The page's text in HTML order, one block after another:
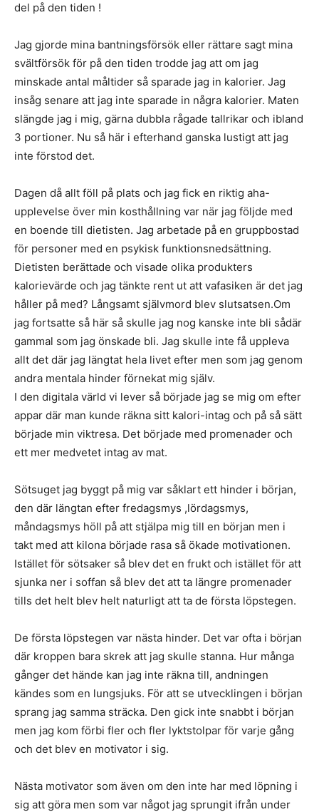
del på den tiden !
Jag gjorde mina bantningsförsök eller rättare sagt mina
svältförsök för på den tiden trodde jag att om jag
minskade antal måltider så sparade jag in kalorier. Jag
insåg senare att jag inte sparade in några kalorier. Maten
slängde jag i mig, gärna dubbla rågade tallrikar och ibland
3 portioner. Nu så här i efterhand ganska lustigt att jag
inte förstod det.
Dagen då allt föll på plats och jag fick en riktig aha-
upplevelse över min kosthållning var när jag följde med
en boende till dietisten. Jag arbetade på en gruppbostad
för personer med en psykisk funktionsnedsättning.
Dietisten berättade och visade olika produkters
kalorievärde och jag tänkte rent ut att vafasiken är det jag
håller på med? Långsamt självmord blev slutsatsen.Om
jag fortsatte så här så skulle jag nog kanske inte bli sådär
gammal som jag önskade bli. Jag skulle inte få uppleva
allt det där jag längtat hela livet efter men som jag genom
andra mentala hinder förnekat mig själv.
I den digitala värld vi lever så började jag se mig om efter
appar där man kunde räkna sitt kalori-intag och på så sätt
började min viktresa. Det började med promenader och
ett mer medvetet intag av mat.
Sötsuget jag byggt på mig var såklart ett hinder i början,
den där längtan efter fredagsmys ,lördagsmys,
måndagsmys höll på att stjälpa mig till en början men i
takt med att kilona började rasa så ökade motivationen.
Istället för sötsaker så blev det en frukt och istället för att
sjunka ner i soffan så blev det att ta längre promenader
tills det helt blev helt naturligt att ta de första löpstegen.
De första löpstegen var nästa hinder. Det var ofta i början
där kroppen bara skrek att jag skulle stanna. Hur många
gånger det hände kan jag inte räkna till, andningen
kändes som en lungsjuks. För att se utvecklingen i början
sprang jag samma sträcka. Den gick inte snabbt i början
men jag kom förbi fler och fler lyktstolpar för varje gång
och det blev en motivator i sig.
Nästa motivator som även om den inte har med löpning i
sig att göra men som var något jag sprungit ifrån under